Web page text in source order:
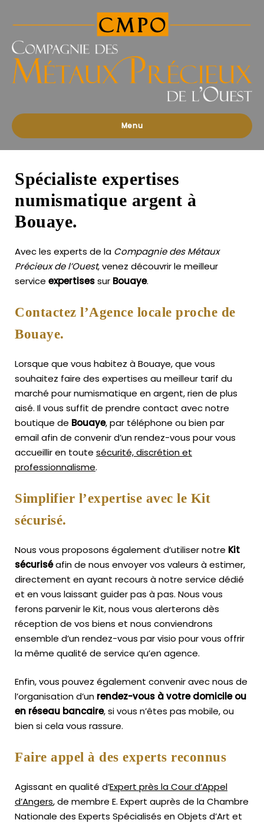
des
Précieux
l'Ouest
Menu
Spécialiste expertises
numismatique argent à
Bouaye.
Avec les experts de la Compagnie des Métaux
Précieux de l’Ouest, venez découvrir le meilleur
service expertisessur Bouaye.
Contactez l’Agence locale proche de
Bouaye.
Lorsque que vous habitez à Bouaye, que vous
souhaitez faire des expertises au meilleur tarif du
marché pour numismatique en argent, rien de plus
aisé. Il vous suffit de prendre contact avec notre
boutique de Bouaye, par téléphone ou bien par
email afin de convenir d’un rendez-vous pour vous
accueillir en toute sécurité, discrétion et
professionnalisme.
Simplifier l’expertise avec le Kit
sécurisé.
Nous vous proposons également d’utiliser notre Kit
sécuriséafin de nous envoyer vos valeurs à estimer,
directement en ayant recours à notre service dédié
et en vous laissant guider pas à pas. Nous vous
ferons parvenir le Kit, nous vous alerterons dès
réception de vos biens et nous conviendrons
ensemble d’un rendez-vous par visio pour vous offrir
la même qualité de service qu’en agence.
Enfin, vous pouvez également convenir avec nous de
l’organisation d’un rendez-vous à votre domicile ou
en réseau bancaire, si vous n’êtes pas mobile, ou
bien si cela vous rassure.
Faire appel à des experts reconnus
Agissant en qualité d’Expert près la Cour d’Appel
d’Angers, de membre E. Expert auprès de laChambre
Nationale des Experts Spécialisés en Objets d’Art et